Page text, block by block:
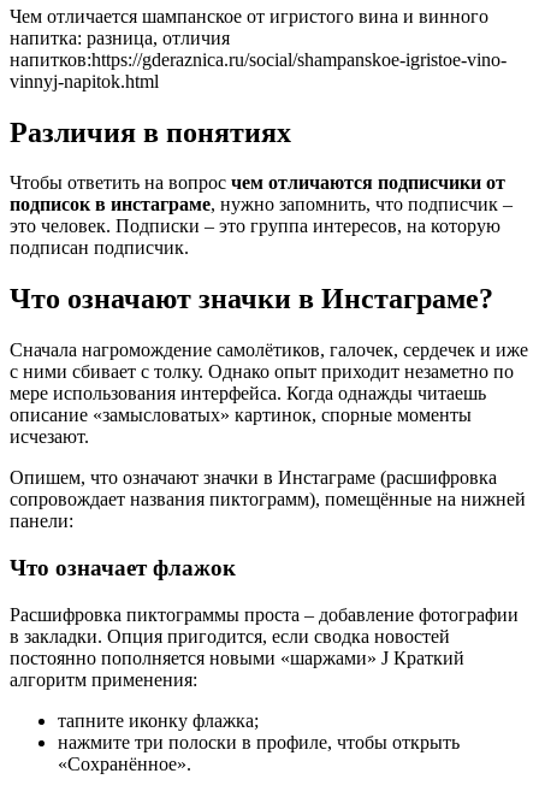
Чем отличается шампанское от игристого вина и винного
напитка: разница, отличия
напитков:https://gderaznica.ru/social/shampanskoe-igristoe-vino-
vinnyj-napitok.html
Различия в понятиях
Чтобы ответить на вопрос чем отличаются подписчики от
подписок в инстаграме, нужно запомнить, что подписчик –
это человек. Подписки – это группа интересов, на которую
подписан подписчик.
Что означают значки в Инстаграме?
Сначала нагромождение самолётиков, галочек, сердечек и иже
с ними сбивает с толку. Однако опыт приходит незаметно по
мере использования интерфейса. Когда однажды читаешь
описание «замысловатых» картинок, спорные моменты
исчезают.
Опишем, что означают значки в Инстаграме (расшифровка
сопровождает названия пиктограмм), помещённые на нижней
панели:
Что означает флажок
Расшифровка пиктограммы проста – добавление фотографии
в закладки. Опция пригодится, если сводка новостей
постоянно пополняется новыми «шаржами» J Краткий
алгоритм применения:
тапните иконку флажка;
нажмите три полоски в профиле, чтобы открыть
«Сохранённое».